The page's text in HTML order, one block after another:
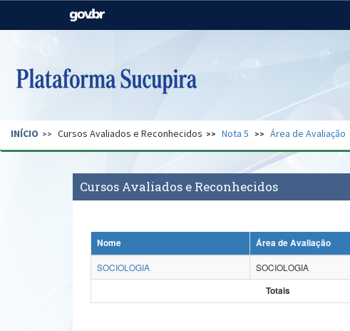
Casa Civil
Pecuária e Abastecimento
Secretaria de Governo Gabinete de Segurança
INÍCIO Cursos Avaliados e Reconhecidos Nota 5 Área de Avaliação
Cursos Avaliados e Reconhecidos
Nome
Área de Avaliação
SOCIOLOGIA
SOCIOLOGIA
Totais